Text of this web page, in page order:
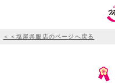
＜＜塩屋呉服店のページへ戻る